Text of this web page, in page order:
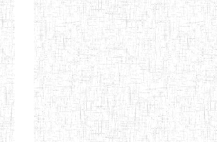
Etablissements
d'enseignement
secondaire
technique
et
professionnel
ESTP
Etablissements